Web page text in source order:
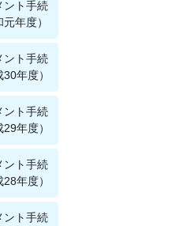
ント手続
年度）
ント手続
年度）
ント手続
年度）
ント手続
年度）
ント手続